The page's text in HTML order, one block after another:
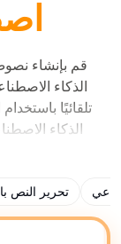
قم بإنشاء
الذكاء
تلقائيًا
الذكاء
باستخدام
الذكاء
المطالبات
الأساسية
تحرير النص